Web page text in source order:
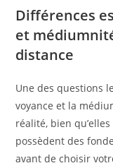
Différences
et
distance
Une des questions
voyance et la
réalité, bien
possèdent des
avant de choisir